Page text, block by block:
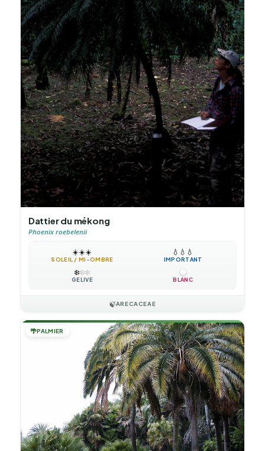
Dattier du mékong
Phoenix roebelenii
☀️☀️☀️
SOLEIL / MI-OMBRE
💧 💧 💧
IMPORTANT
❄️❄️❄️
GÉLIVE BLANC
🍃ARECACEAE
🌴PALMIER